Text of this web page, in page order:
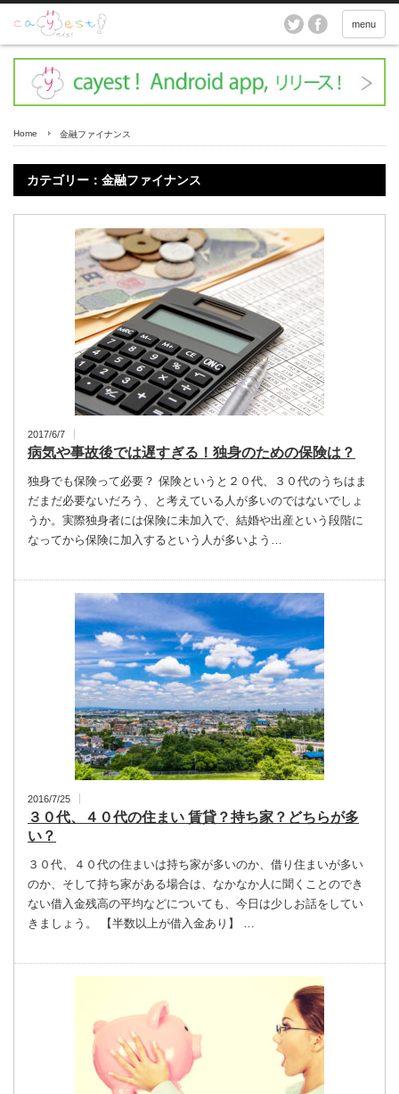
menu
Home 金融ファイナンス
カテゴリー：金融ファイナンス
2017/6/7
病気や事故後では遅すぎる！独身のための保険は？
独身でも保険って必要？ 保険というと２０代、３０代のうちはま
だまだ必要ないだろう、と考えている人が多いのではないでしょ
うか。実際独身者には保険に未加入で、結婚や出産という段階に
なってから保険に加入するという人が多いよう…
2016/7/25
３０代、４０代の住まい 賃貸？持ち家？どちらが多
い？
３０代、４０代の住まいは持ち家が多いのか、借り住まいが多い
のか、そして持ち家がある場合は、なかなか人に聞くことのでき
ない借入金残高の平均などについても、今日は少しお話をしてい
きましょう。 【半数以上が借入金あり】 …